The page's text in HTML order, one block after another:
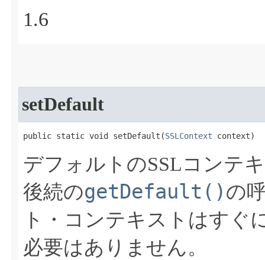
1.6
setDefault
public static void setDefault​(SSLContext context)
デフォルトのSSLコンテ
後続のgetDefault()の
ト・コンテキストはすぐ
必要はありません。